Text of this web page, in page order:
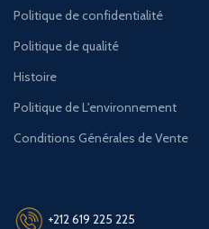
Politique de confidentialité
Politique de qualité
Histoire
Politique de L'environnement
Conditions Générales de Vente
+212 619 225 225